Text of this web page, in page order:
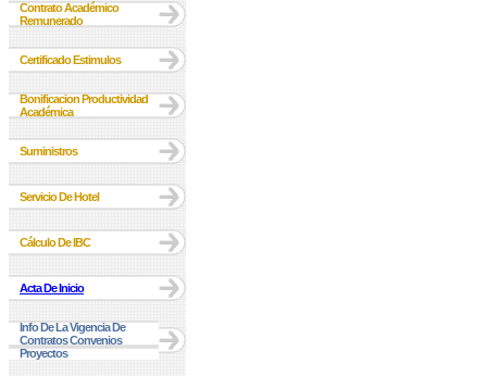
Contrato Académico
Remunerado
Certificado Estimulos
Bonificacion Productividad
Académica
Suministros
Servicio De Hotel
Cálculo De IBC
Acta De Inicio
Info De La Vigencia De
Contratos Convenios
Proyectos